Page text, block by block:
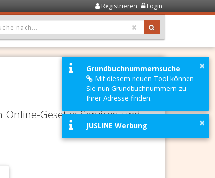
Registrieren Login
GEWÄHLTER WERT IST ALLE
Gesetze-Services und
×
Grundbuchnummernsuche
Mit diesem neuen Tool können
Sie nun Grundbuchnummern zu
Ihrer Adresse finden.
×
JUSLINE Werbung